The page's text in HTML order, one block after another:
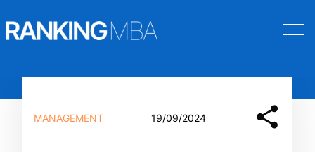
contenidoMANAGEMENT 19/09/2024